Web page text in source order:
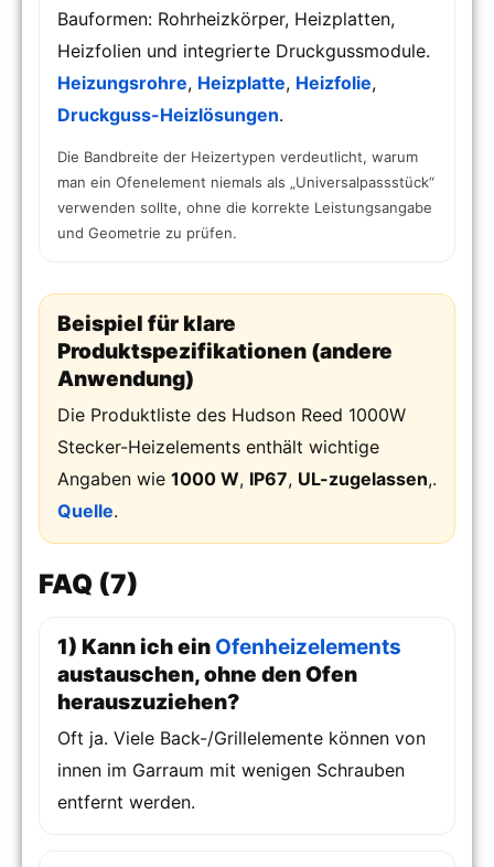
Bauformen: Rohrheizkörper, Heizplatten,
Heizfolien und integrierte Druckgussmodule.
Heizungsrohre, Heizplatte, Heizfolie,
Druckguss-Heizlösungen.
Die Bandbreite der Heizertypen verdeutlicht, warum
man ein Ofenelement niemals als „Universalpassstück“
verwenden sollte, ohne die korrekte Leistungsangabe
und Geometrie zu prüfen.
Beispiel für klare
Produktspezifikationen (andere
Anwendung)
Die Produktliste des Hudson Reed 1000W
Stecker-Heizelements enthält wichtige
Angaben wie 1000 W, IP67, UL-zugelassen,.
Quelle.
FAQ (7)
1) Kann ich ein Ofenheizelements
austauschen, ohne den Ofen
herauszuziehen?
Oft ja. Viele Back-/Grillelemente können von
innen im Garraum mit wenigen Schrauben
entfernt werden.